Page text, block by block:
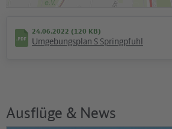
24.06.2022 (120 KB)
Umgebungsplan S Springpfuhl
Ausflüge & News